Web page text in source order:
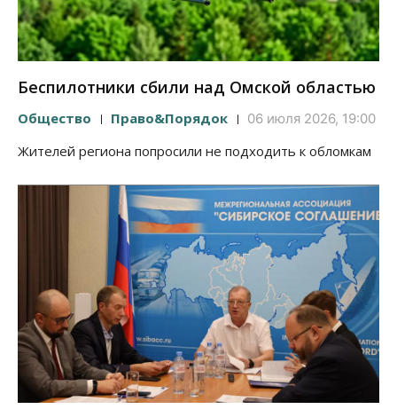
Беспилотники сбили над Омской областью
Общество Право&Порядок 06 июля 2026, 19:00
Жителей региона попросили не подходить к обломкам